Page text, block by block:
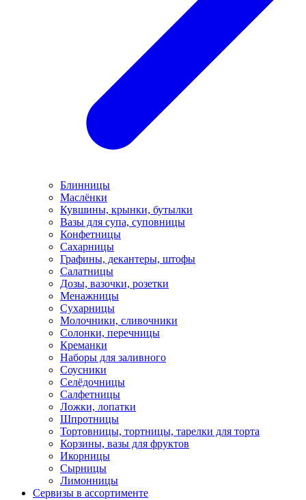
Блинницы
Маслёнки
Кувшины, крынки, бутылки
Вазы для супа, суповницы
Конфетницы
Сахарницы
Графины, декантеры, штофы
Салатницы
Дозы, вазочки, розетки
Менажницы
Сухарницы
Молочники, сливочники
Солонки, перечницы
Креманки
Наборы для заливного
Соусники
Селёдочницы
Салфетницы
Ложки, лопатки
Шпротницы
Тортовницы, тортницы, тарелки для торта
Корзины, вазы для фруктов
Икорницы
Сырницы
Лимонницы
Сервизы в ассортименте